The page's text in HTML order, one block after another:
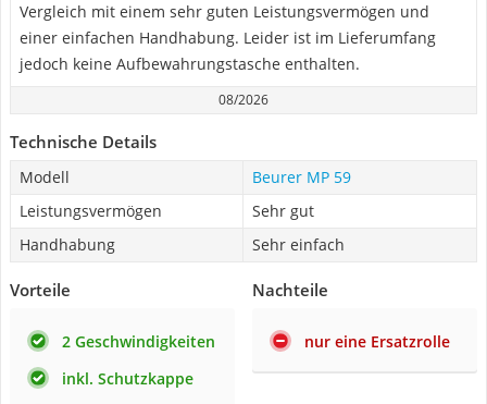
Vergleich mit einem sehr guten Leistungsvermögen und
einer einfachen Handhabung. Leider ist im Lieferumfang
jedoch keine Aufbewahrungstasche enthalten.
08/2026
Technische Details
Modell
Beurer MP 59
Leistungsvermögen
Sehr gut
Handhabung
Sehr einfach
Vorteile
2 Geschwindigkeiten
inkl. Schutzkappe
Nachteile
nur eine Ersatzrolle